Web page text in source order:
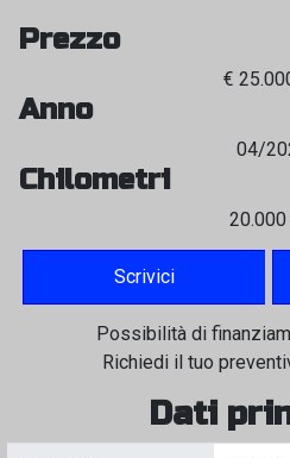
Prezzo
€
Anno
04/
Chilometri
20.000
Scrivici
Possibilità di
Richiedi il tuo
Dati